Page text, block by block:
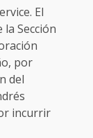
El
Sección
por
del
incurrir